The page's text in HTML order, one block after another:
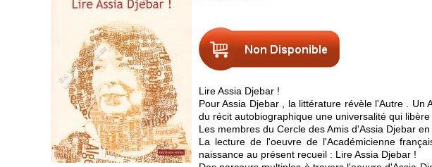
Lire Assia Djebar !
Pour Assia Djebar , la littérature révèle l'Autre .
du récit autobiographique une universalité qui
Les membres du Cercle des Amis d'Assia Djebar
La lecture de l'oeuvre de l'Académicienne
naissance au présent recueil : Lire Assia Djebar !